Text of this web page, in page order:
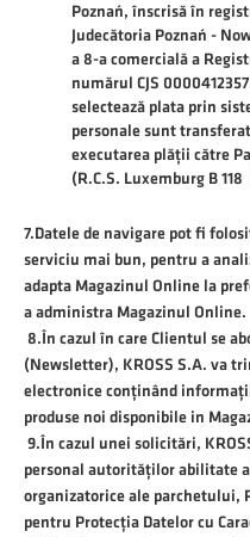
Poznań, înscrisă în
Judecătoria Poznań -
a 8-a comercială a
numărul CJS
selectează plata prin
personale sunt
executarea plăţii către
(R.C.S. Luxemburg B
7.Datele de navigare pot fi
serviciu mai bun, pentru a
adapta Magazinul Online la
a administra Magazinul Online.
8.În cazul în care Clientul se
(Newsletter), KROSS S.A. va
electronice conținând
produse noi disponibile in
9.În cazul unei solicitări,
personal autorităților abilitate
organizatorice ale
pentru Protecția Datelor cu